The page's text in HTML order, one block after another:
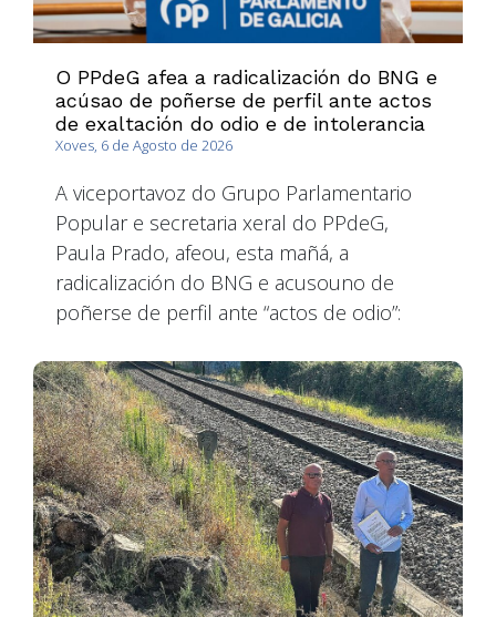
O PPdeG afea a radicalización do BNG e
acúsao de poñerse de perfil ante actos
de exaltación do odio e de intolerancia
Xoves, 6 de Agosto de 2026
A viceportavoz do Grupo Parlamentario
Popular e secretaria xeral do PPdeG,
Paula Prado, afeou, esta mañá, a
radicalización do BNG e acusouno de
poñerse de perfil ante “actos de odio”: